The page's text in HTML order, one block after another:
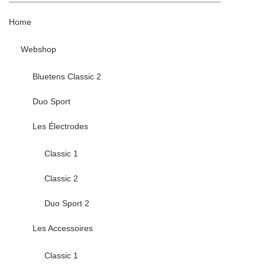
Home
Webshop
Bluetens Classic 2
Duo Sport
Les Électrodes
Classic 1
Classic 2
Duo Sport 2
Les Accessoires
Classic 1